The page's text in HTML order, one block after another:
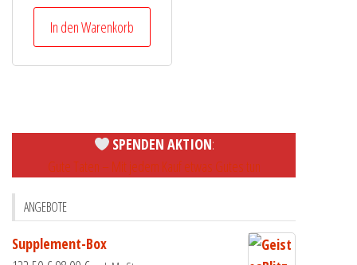
In den Warenkorb
SPENDEN AKTION:
Gute Taten – Mit jedem Kauf etwas Gutes tun
ANGEBOTE
Supplement-Box